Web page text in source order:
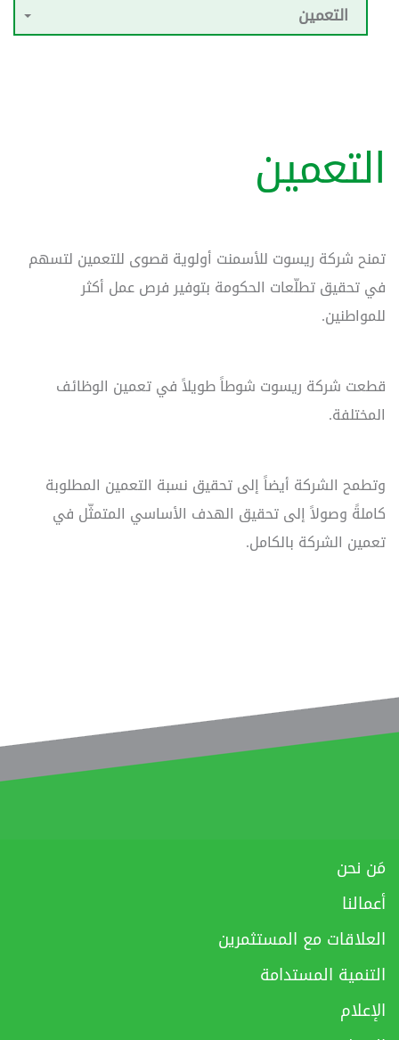
التعمين
التعمين
تمنح شركة ريسوت للأسمنت أولوية قصوى للتعمين لتسهم
في تحقيق تطلّعات الحكومة بتوفير فرص عمل أكثر
للمواطنين.
قطعت شركة ريسوت شوطاً طويلاً في تعمين الوظائف
المختلفة.
وتطمح الشركة أيضاً إلى تحقيق نسبة التعمين المطلوبة
كاملةً وصولاً إلى تحقيق الهدف الأساسي المتمثّل في
تعمين الشركة بالكامل.
مَن نحن
أعمالنا
العلاقات مع المستثمرين
التنمية المستدامة
الإعلام